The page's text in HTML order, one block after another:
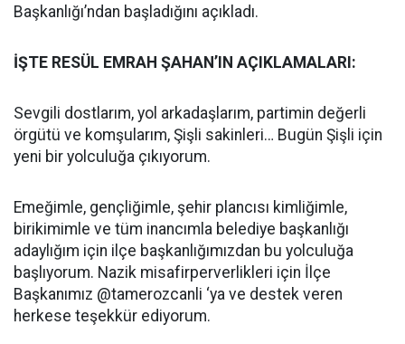
Başkanlığı’ndan başladığını açıkladı.
İŞTE RESÜL EMRAH ŞAHAN’IN AÇIKLAMALARI:
Sevgili dostlarım, yol arkadaşlarım, partimin değerli
örgütü ve komşularım, Şişli sakinleri… Bugün Şişli için
yeni bir yolculuğa çıkıyorum.
Emeğimle, gençliğimle, şehir plancısı kimliğimle,
birikimimle ve tüm inancımla belediye başkanlığı
adaylığım için ilçe başkanlığımızdan bu yolculuğa
başlıyorum. Nazik misafirperverlikleri için İlçe
Başkanımız @tamerozcanli ‘ya ve destek veren
herkese teşekkür ediyorum.